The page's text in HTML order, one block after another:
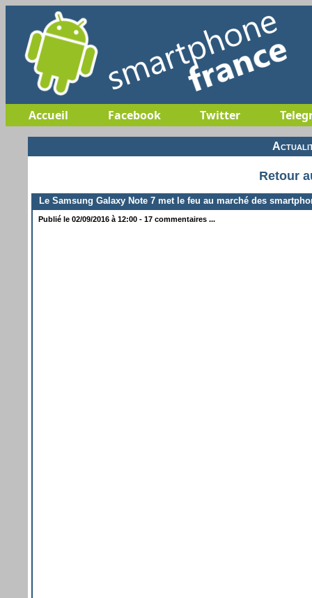
Accueil Facebook Twitter
Retour
Le Samsung Galaxy Note 7 met le feu au marché des
Publié le 02/09/2016 à 12:00 - 17 commentaires ...